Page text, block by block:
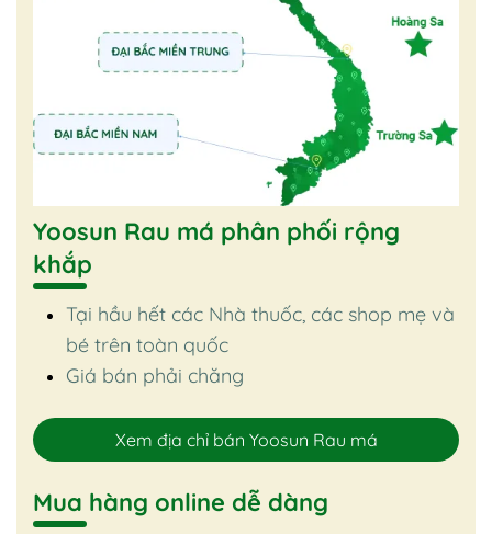
Yoosun Rau má phân phối rộng
khắp
Tại hầu hết các Nhà thuốc, các shop mẹ và
bé trên toàn quốc
Giá bán phải chăng
Xem địa chỉ bán Yoosun Rau má
Mua hàng online dễ dàng